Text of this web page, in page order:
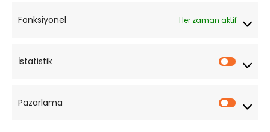
Fonksiyonel Her zaman aktif
İstatistik
Pazarlama
Sipariş Takibi